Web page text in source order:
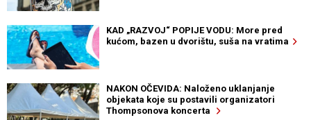
KAD „RAZVOJ“ POPIJE VODU: More pred
kućom, bazen u dvorištu, suša na vratima
NAKON OČEVIDA: Naloženo uklanjanje
objekata koje su postavili organizatori
Thompsonova koncerta